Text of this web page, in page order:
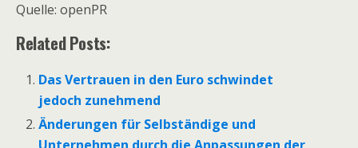
Quelle: openPR
Related Posts:
Das Vertrauen in den Euro schwindet
jedoch zunehmend
Änderungen für Selbständige und